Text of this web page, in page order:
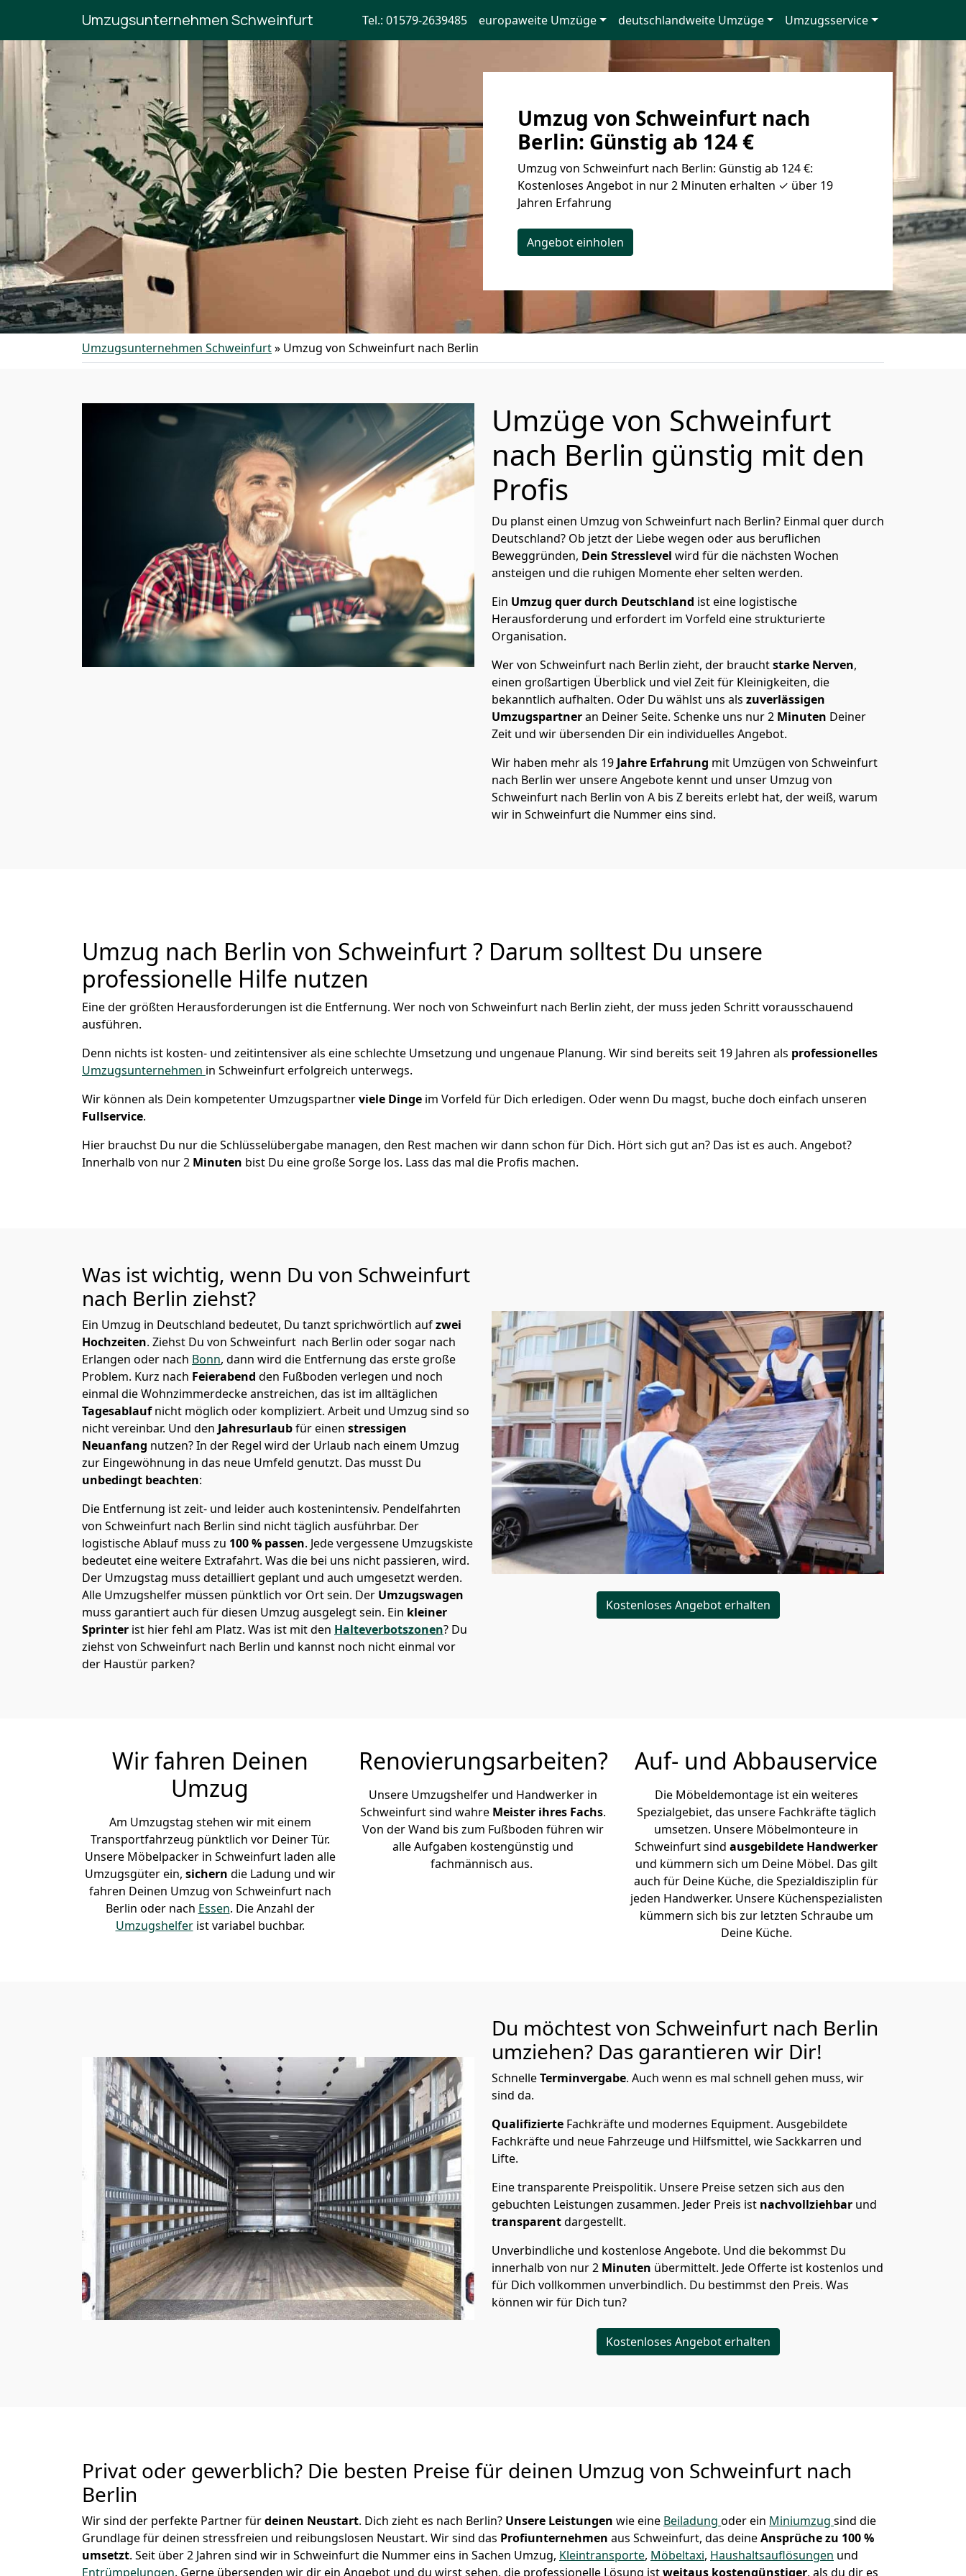
Umzugsunternehmen Schweinfurt Tel.: 01579-2639485 europaweite Umzüge deutschlandweite Umzüge Umzugsservice
Umzug von Schweinfurt nach
Berlin: Günstig ab 124 €
Umzug von Schweinfurt nach Berlin: Günstig ab 124 €:
Kostenloses Angebot in nur 2 Minuten erhalten ✓ über 19
Jahren Erfahrung
Angebot einholen
Umzugsunternehmen Schweinfurt» Umzug von Schweinfurt nach Berlin
Umzüge von Schweinfurt
nach Berlin günstig mit den
Profis
Du planst einen Umzug von Schweinfurt nach Berlin? Einmal quer durch
Deutschland? Ob jetzt der Liebe wegen oder aus beruflichen
Beweggründen, Dein Stresslevel wird für die nächsten Wochen
ansteigen und die ruhigen Momente eher selten werden.
Ein Umzug quer durch Deutschland ist eine logistische
Herausforderung und erfordert im Vorfeld eine strukturierte
Organisation.
Wer von Schweinfurt nach Berlin zieht, der brauchtstarke Nerven,
einen großartigen Überblick und viel Zeit für Kleinigkeiten, die
bekanntlich aufhalten. Oder Du wählst uns als zuverlässigen
Umzugspartneran Deiner Seite. Schenke uns nur2 Minuten Deiner
Zeit und wir übersenden Dir ein individuelles Angebot.
Wir haben mehr als 19 Jahre Erfahrung mit Umzügen von Schweinfurt
nach Berlin wer unsere Angebote kennt und unser Umzug von
Schweinfurt nach Berlin von A bis Z bereits erlebt hat, der weiß, warum
wir in Schweinfurt die Nummer eins sind.
Umzug nach Berlin von Schweinfurt ? Darum solltest Du unsere
professionelle Hilfe nutzen
Eine der größten Herausforderungen ist die Entfernung. Wer noch von Schweinfurt nach Berlin zieht, der muss jeden Schritt vorausschauend
ausführen.
Denn nichts ist kosten- und zeitintensiver als eine schlechte Umsetzung und ungenaue Planung. Wir sind bereits seit 19 Jahren als professionelles
Umzugsunternehmen in Schweinfurt erfolgreich unterwegs.
Wir können als Dein kompetenter Umzugspartnerviele Dinge im Vorfeld für Dich erledigen. Oder wenn Du magst, buche doch einfach unseren
Fullservice.
Hier brauchst Du nur die Schlüsselübergabe managen, den Rest machen wir dann schon für Dich. Hört sich gut an? Das ist es auch. Angebot?
Innerhalb von nur 2 Minuten bist Du eine große Sorge los. Lass das mal die Profis machen.
Was ist wichtig, wenn Du von Schweinfurt
nach Berlin ziehst?
Ein Umzug in Deutschland bedeutet, Du tanzt sprichwörtlich aufzwei
Hochzeiten. Ziehst Du von Schweinfurt nach Berlin oder sogar nach
Erlangen oder nach Bonn, dann wird die Entfernung das erste große
Problem. Kurz nach Feierabend den Fußboden verlegen und noch
einmal die Wohnzimmerdecke anstreichen, das ist im alltäglichen
Tagesablaufnicht möglich oder kompliziert. Arbeit und Umzug sind so
nicht vereinbar. Und den Jahresurlaubfür einen stressigen
Neuanfang nutzen? In der Regel wird der Urlaub nach einem Umzug
zur Eingewöhnung in das neue Umfeld genutzt. Das musst Du
unbedingt beachten:
Die Entfernung ist zeit- und leider auch kostenintensiv. Pendelfahrten
von Schweinfurt nach Berlin sind nicht täglich ausführbar. Der
logistische Ablauf muss zu 100 % passen. Jede vergessene Umzugskiste
bedeutet eine weitere Extrafahrt. Was die bei uns nicht passieren, wird.
Der Umzugstag muss detailliert geplant und auch umgesetzt werden.
Alle Umzugshelfer müssen pünktlich vor Ort sein. Der Umzugswagen
muss garantiert auch für diesen Umzug ausgelegt sein. Ein kleiner
Sprinter ist hier fehl am Platz. Was ist mit den Halteverbotszonen? Du
ziehst von Schweinfurt nach Berlin und kannst noch nicht einmal vor
der Haustür parken?
Kostenloses Angebot erhalten
Wir fahren Deinen
Umzug
Am Umzugstag stehen wir mit einem
Transportfahrzeug pünktlich vor Deiner Tür.
Unsere Möbelpacker in Schweinfurt laden alle
Umzugsgüter ein, sichern die Ladung und wir
fahren Deinen Umzug von Schweinfurt nach
Berlin oder nach Essen. Die Anzahl der
Umzugshelferist variabel buchbar.
Renovierungsarbeiten?
Unsere Umzugshelfer und Handwerker in
Schweinfurt sind wahre Meister ihres Fachs.
Von der Wand bis zum Fußboden führen wir
alle Aufgaben kostengünstig und
fachmännisch aus.
Auf- und Abbauservice
Die Möbeldemontage ist ein weiteres
Spezialgebiet, das unsere Fachkräfte täglich
umsetzen. Unsere Möbelmonteure in
Schweinfurt sind ausgebildete Handwerker
und kümmern sich um Deine Möbel. Das gilt
auch für Deine Küche, die Spezialdisziplin für
jeden Handwerker. Unsere Küchenspezialisten
kümmern sich bis zur letzten Schraube um
Deine Küche.
Du möchtest von Schweinfurt nach Berlin
umziehen? Das garantieren wir Dir!
SchnelleTerminvergabe. Auch wenn es mal schnell gehen muss, wir
sind da.
Qualifizierte Fachkräfte und modernes Equipment. Ausgebildete
Fachkräfte und neue Fahrzeuge und Hilfsmittel, wie Sackkarren und
Lifte.
Eine transparente Preispolitik. Unsere Preise setzen sich aus den
gebuchten Leistungen zusammen. Jeder Preis ist nachvollziehbar und
transparentdargestellt.
Unverbindliche und kostenlose Angebote. Und die bekommst Du
innerhalb von nur2 Minuten übermittelt. Jede Offerte ist kostenlos und
für Dich vollkommen unverbindlich. Du bestimmst den Preis. Was
können wir für Dich tun?
Kostenloses Angebot erhalten
Privat oder gewerblich? Die besten Preise für deinen Umzug von Schweinfurt nach
Berlin
Wir sind der perfekte Partner fürdeinen Neustart. Dich zieht es nach Berlin? Unsere Leistungen wie eine Beiladung oder ein Miniumzug sind die
Grundlage für deinen stressfreien und reibungslosen Neustart. Wir sind das Profiunternehmen aus Schweinfurt, das deineAnsprüche zu 100 %
umsetzt. Seit über 2 Jahren sind wir in Schweinfurt die Nummer eins in Sachen Umzug, Kleintransporte, Möbeltaxi, Haushaltsauflösungen und
Entrümpelungen. Gerne übersenden wir dir ein Angebot und du wirst sehen, die professionelle Lösung istweitaus kostengünstiger, als du dir es